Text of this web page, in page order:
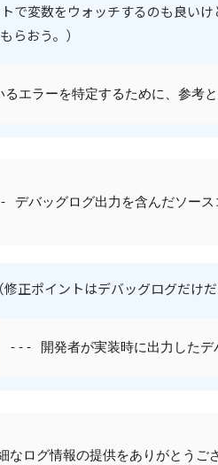
トで変数をウォッチするのも良い
らおう。）
エラーを特定するために、参考
デバッグログ出力を含んだソー
（修正ポイントはデバッグログだけ
--- 開発者が実装時に出力した
なログ情報の提供をありがとう